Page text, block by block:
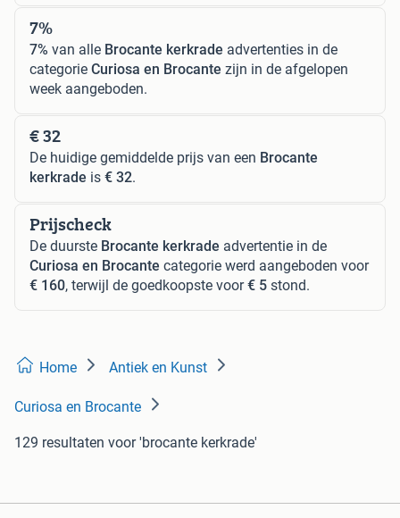
7%
7% van alle Brocante kerkrade advertenties in de
categorie Curiosa en Brocante zijn in de afgelopen
week aangeboden.
€ 32
De huidige gemiddelde prijs van een Brocante
kerkrade is € 32.
Prijscheck
De duurste Brocante kerkrade advertentie in de
Curiosa en Brocante categorie werd aangeboden voor
€ 160, terwijl de goedkoopste voor€ 5 stond.
Home Antiek en Kunst
Curiosa en Brocante
129 resultaten voor 'brocante kerkrade'